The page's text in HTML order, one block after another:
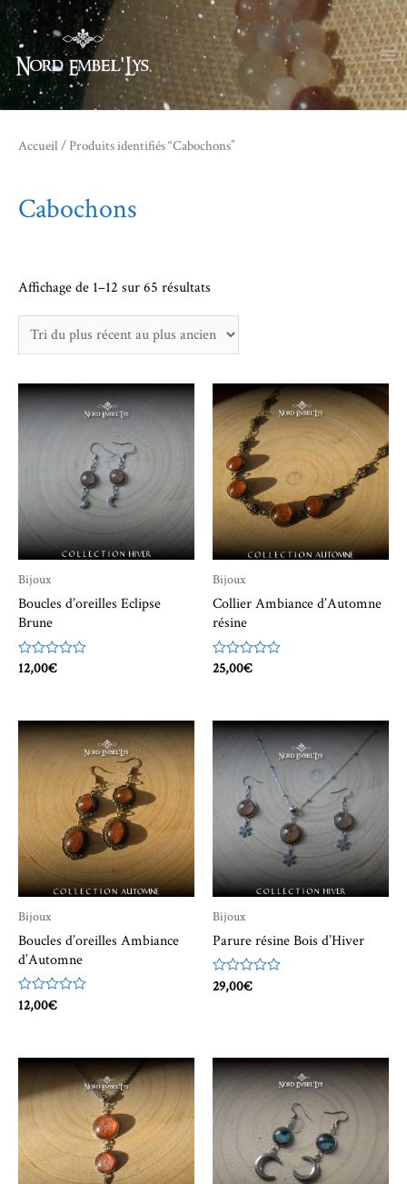
Accueil/ Produits identifiés “Cabochons”
Cabochons
Affichage de 1–12 sur 65 résultats
du
plus
au
plus
ancien
Bijoux
Boucles d’oreilles Eclipse
Brune
Note
12,00€
Bijoux
Collier Ambiance d’Automne
résine
Note
25,00€
Bijoux
Boucles d’oreilles Ambiance
d’Automne
Note
12,00€
Bijoux
Parure résine Bois d’Hiver
Note
29,00€